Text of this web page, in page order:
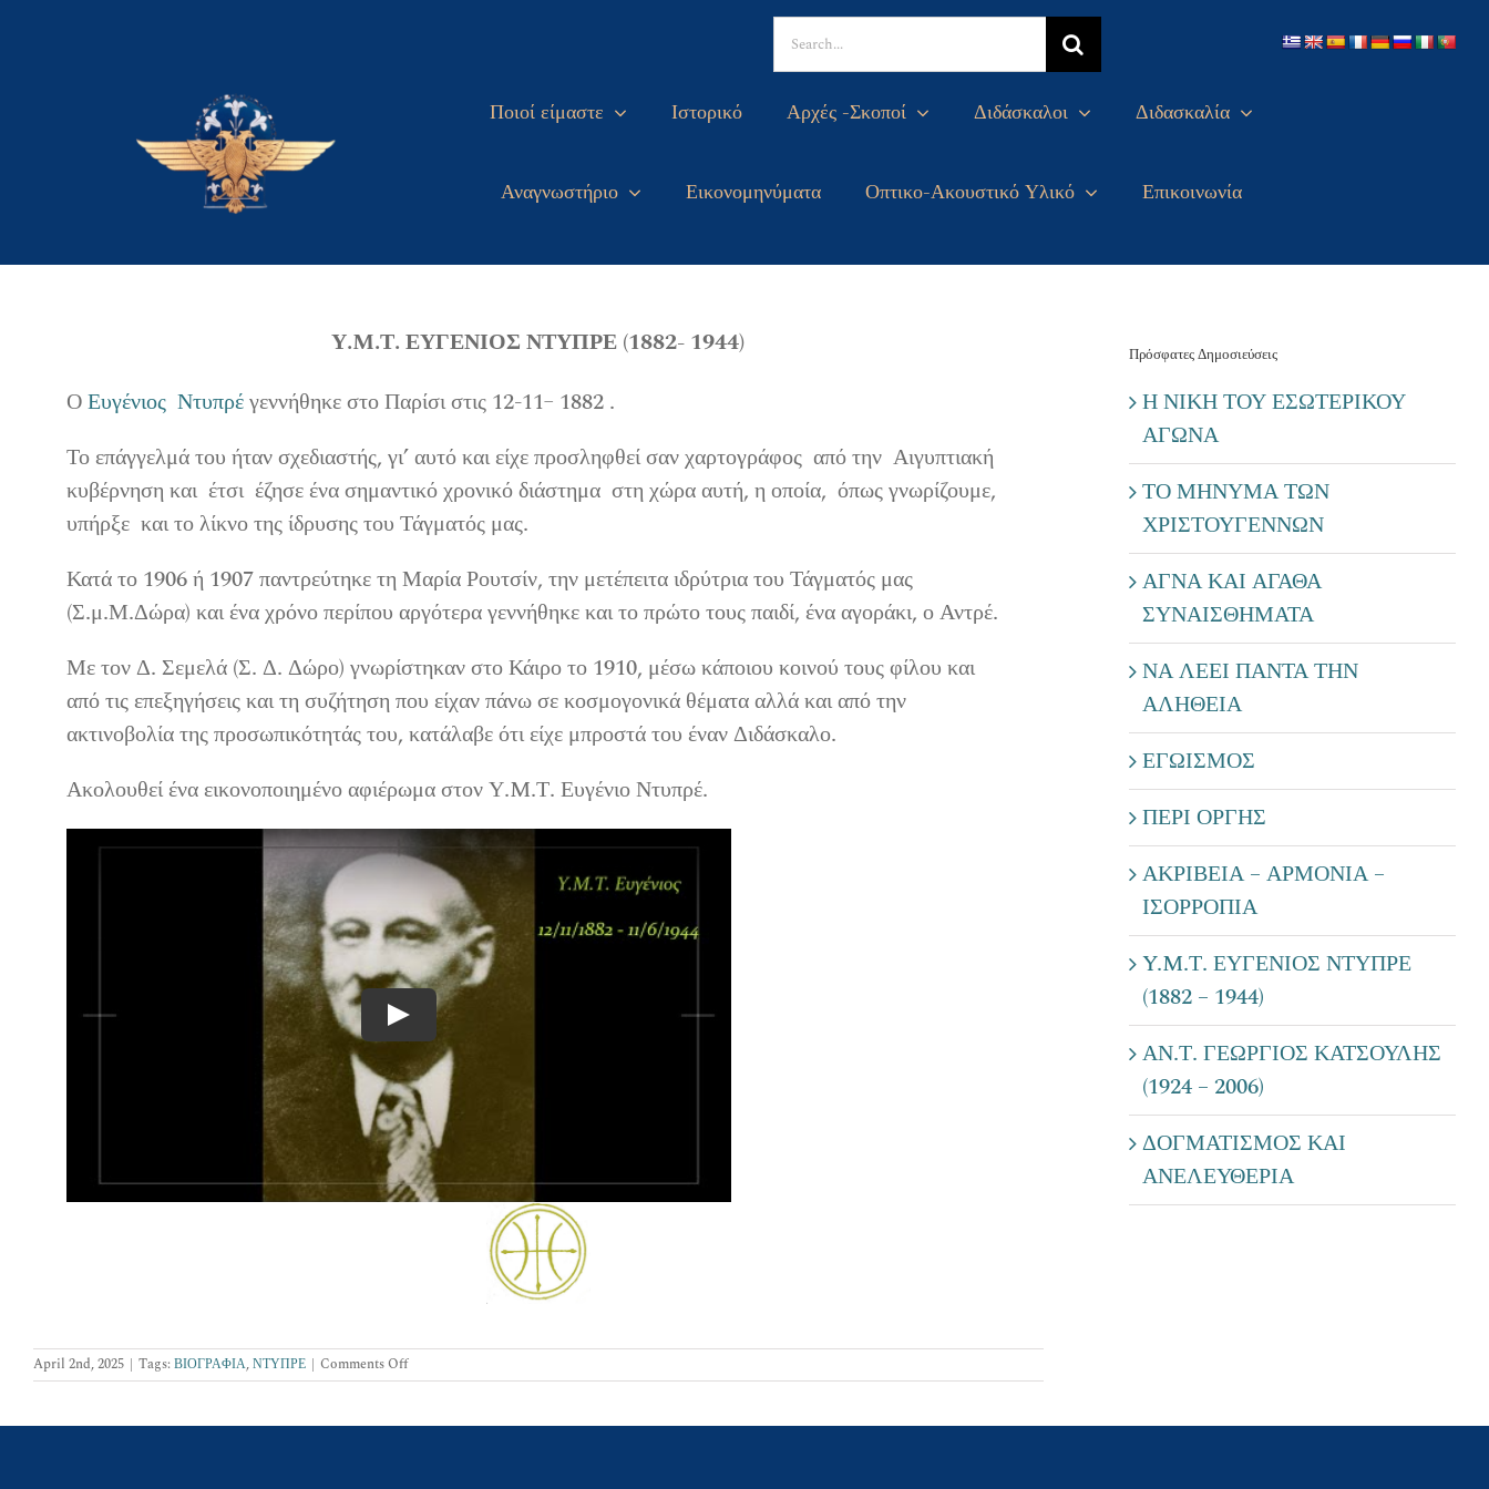
Search
for:
Ποιοί είμαστε Ιστορικό Αρχές -Σκοποί Διδάσκαλοι Διδασκαλία
Αναγνωστήριο Εικονομηνύματα Οπτικο-Ακουστικό Υλικό Επικοινωνία
Υ.M.Τ. ΕΥΓΕΝΙΟΣ ΝΤΥΠΡΕ (1882- 1944)
ΟΕυγένιος Ντυπρέγεννήθηκε στο Παρίσι στις 12-11_ 1882 .
Το επάγγελμά του ήταν σχεδιαστής, γι’ αυτό και είχε προσληφθεί σαν χαρτογράφος από την Αιγυπτιακή
κυβέρνηση και έτσι έζησε ένα σημαντικό χρονικό διάστημα στη χώρα αυτή, η οποία, όπως γνωρίζουμε,
υπήρξε και το λίκνο της ίδρυσης του Τάγματός μας.
Κατά το 1906 ή 1907 παντρεύτηκε τη Μαρία Ρουτσίν, την μετέπειτα ιδρύτρια του Τάγματός μας
(Σ.μ.Μ.Δώρα) και ένα χρόνο περίπου αργότερα γεννήθηκε και το πρώτο τους παιδί, ένα αγοράκι, ο Αντρέ.
Με τον Δ. Σεμελά (Σ. Δ. Δώρο) γνωρίστηκαν στο Κάιρο το 1910, μέσω κάποιου κοινού τους φίλου και
από τις επεξηγήσεις και τη συζήτηση που είχαν πάνω σε κοσμογονικά θέματα αλλά και από την
ακτινοβολία της προσωπικότητάς του, κατάλαβε ότι είχε μπροστά του έναν Διδάσκαλο.
Ακολουθεί ένα εικονοποιημένο αφιέρωμα στον Υ.M.Τ. Ευγένιο Ντυπρέ.
Play
April 2nd, 2025 | Tags: ΒΙΟΓΡΑΦΙΑ,ΝΤΥΠΡΕ | Comments Offon
Y.M.Τ.
ΝΤΥΠΡΕ
Πρόσφατες Δημοσιεύσεις
Η ΝΙΚΗ ΤΟΥ ΕΣΩΤΕΡΙΚΟΥ
ΑΓΩΝΑ
ΤΟ ΜΗΝΥΜΑ ΤΩΝ
ΧΡΙΣΤΟΥΓΕΝΝΩΝ
ΑΓΝΑ ΚΑΙ ΑΓΑΘΑ
ΣΥΝΑΙΣΘΗΜΑΤΑ
ΝΑ ΛΕΕΙ ΠΑΝΤΑ ΤΗΝ
ΑΛΗΘΕΙΑ
ΕΓΩΙΣΜΟΣ
ΠΕΡΙ ΟΡΓΗΣ
ΑΚΡΙΒΕΙΑ – ΑΡΜΟΝΙΑ –
ΙΣΟΡΡΟΠΙΑ
Y.M.Τ. ΕΥΓΕΝΙΟΣ ΝΤΥΠΡΕ
(1882 – 1944)
ΑΝ.Τ. ΓΕΩΡΓΙΟΣ ΚΑΤΣΟΥΛΗΣ
(1924 – 2006)
ΔΟΓΜΑΤΙΣΜΟΣ ΚΑΙ
ΑΝΕΛΕΥΘΕΡΙΑ